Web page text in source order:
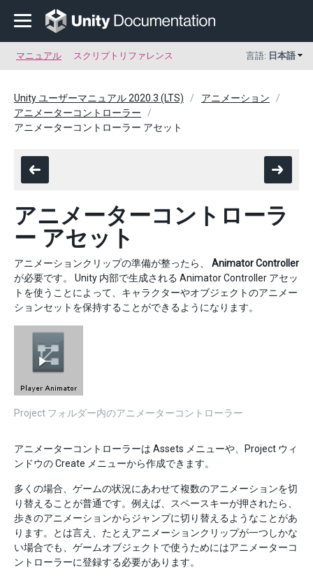
マニュアル スクリプトリファレンス 言語: 日本語
Unity ユーザーマニュアル 2020.3 (LTS)
アニメーション
アニメーターコントローラー
アニメーターコントローラー アセット
アニメーターコントローラ
ー アセット
アニメーションクリップの準備が整ったら、 Animator Controller
が必要です。 Unity 内部で生成される Animator Controller アセッ
トを使うことによって、キャラクターやオブジェクトのアニメー
ションセットを保持することができるようになります。
Project フォルダー内のアニメーターコントローラー
アニメーターコントローラーは Assets メニューや、Project ウィ
ンドウの Create メニューから作成できます。
多くの場合、ゲームの状況にあわせて複数のアニメーションを切
り替えることが普通です。例えば、スペースキーが押されたら、
歩きのアニメーションからジャンプに切り替えるようなことがあ
ります。とは言え、たとえアニメーションクリップが一つしかな
い場合でも、ゲームオブジェクトで使うためにはアニメーターコ
ントローラーに登録する必要があります。